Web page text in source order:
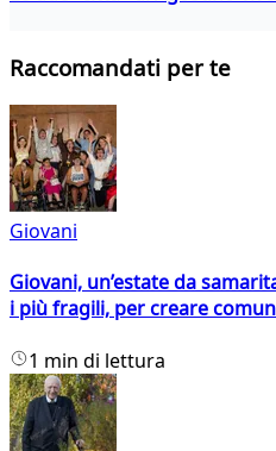
Raccomandati per te
Giovani
Giovani, un’estate da
i più fragili, per creare
1 min di lettura